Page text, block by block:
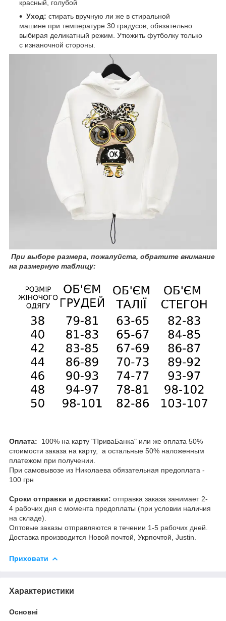
красный, голубой
Уход: стирать вручную ли же в стиральной
машине при температуре 30 градусов, обязательно
выбирая деликатный режим. Утюжить футболку только
с изнаночной стороны.
При выборе размера, пожалуйста, обратите внимание
на размерную таблицу:
Оплата:
100% на карту "ПриваБанка" или же оплата 50%
стоимости заказа на карту, а остальные 50% наложенным
платежом при получении.
При самовывозе из Николаева обязательная предоплата -
100 грн
Сроки отправки и доставки: отправка заказа занимает 2-
4 рабочих дня с момента предоплаты (при условии наличия
на складе).
Оптовые заказы отправляются в течении 1-5 рабочих дней.
Доставка производится Новой почтой, Укрпочтой, Justin.
Приховати
Характеристики
Основні